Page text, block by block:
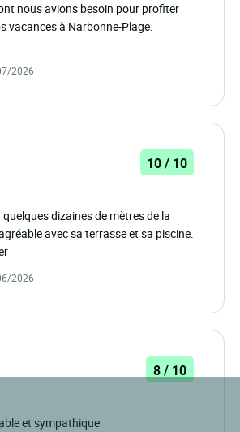
nous avions besoin pour profiter
vacances à Narbonne-Plage.
2026
10 / 10
quelques dizaines de mètres de la
avec sa terrasse et sa piscine.
2026
8 / 10
et sympathique